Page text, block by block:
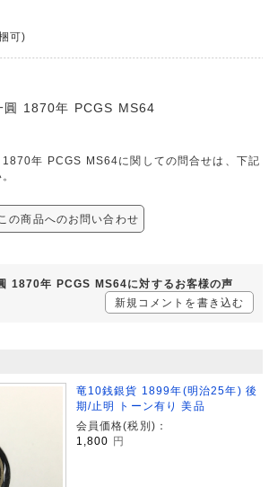
可)
圓 1870年 PCGS MS64
1870年 PCGS MS64に関しての問合せは、下記
この商品へのお問い合わせ
1870年 PCGS MS64に対するお客様の声
新規コメントを書き込む
竜10銭銀貨 1899年(明治25年) 後
期/止明 トーン有り 美品
会員価格(税別)：
1,800
円